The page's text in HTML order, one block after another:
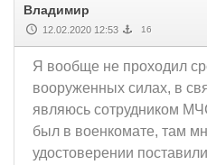
Владимир
12.02.2020 12:53 16
Я вообще не проходил
вооруженных силах, в
являюсь сотрудником
был в военкомате, там
удостоверении